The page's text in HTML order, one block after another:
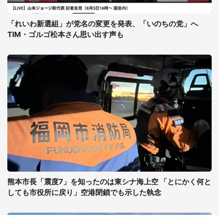
「れいわ新選組」が党名の変更を発表、「いのちの党」へ
TIM・ゴルゴ松本さん思い出す声も
熊本市長「震度7」を知ったのは東シナ海上空 「とにかく何と
しても市役所に戻り」空港閉鎖でも示した執念